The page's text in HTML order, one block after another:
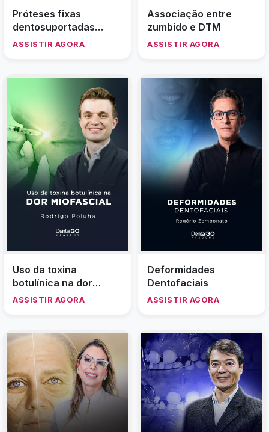
Próteses fixas
dentosuportadas
preparadas sem linha
para preparo dentário
e gerenciamento de
tecidos moles
ASSISTIR AGORA
Associação entre
zumbido e DTM
ASSISTIR AGORA
Uso da toxina
botulínica na dor
miofascial
ASSISTIR AGORA
Deformidades
Dentofaciais
ASSISTIR AGORA